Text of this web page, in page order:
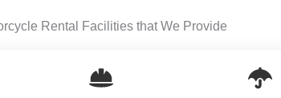
Rental Facilities that We Provide